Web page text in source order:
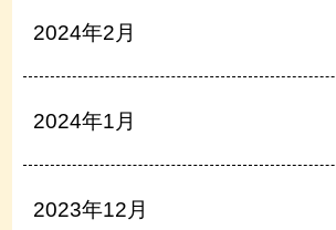
2024年2月
2024年1月
2023年12月